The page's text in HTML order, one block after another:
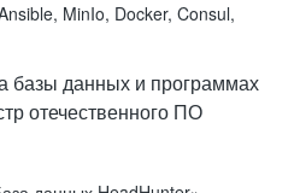
MinIo, Docker, Consul,
базы данных и программах
отечественного ПО